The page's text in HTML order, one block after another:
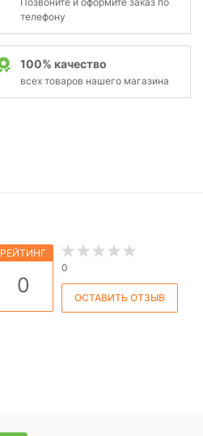
телефону
100% качество
всех товаров нашего магазина
РЕЙТИНГ
0
0